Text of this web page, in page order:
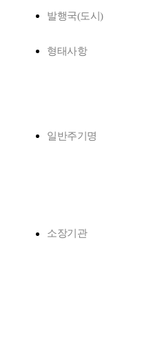
발행국(도시)
형태사항
일반주기명
소장기관